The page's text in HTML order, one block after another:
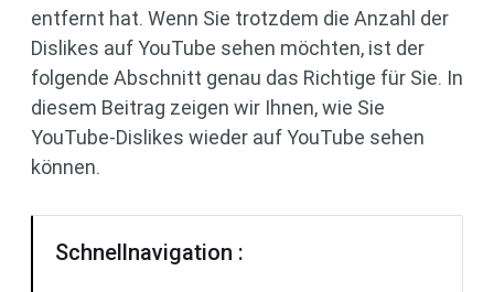
entfernt hat. Wenn Sie trotzdem die Anzahl der
Dislikes auf YouTube sehen möchten, ist der
folgende Abschnitt genau das Richtige für Sie. In
diesem Beitrag zeigen wir Ihnen, wie Sie
YouTube-Dislikes wieder auf YouTube sehen
können.
Schnellnavigation :